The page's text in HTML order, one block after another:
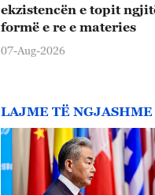
ekzistencën e topit
formë e re e materies
07-Aug-2026
LAJME TË NGJASHME